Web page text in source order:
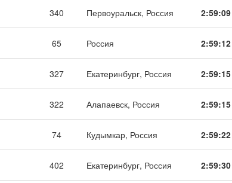
340 Первоуральск, Россия 2:59:09
65 Россия 2:59:12
327 Екатеринбург, Россия 2:59:15
322 Алапаевск, Россия 2:59:15
74 Кудымкар, Россия 2:59:22
402 Екатеринбург, Россия 2:59:30